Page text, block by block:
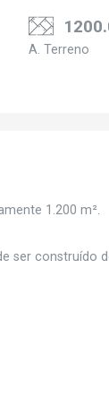
A. Terreno
1.200 m².
ser construído